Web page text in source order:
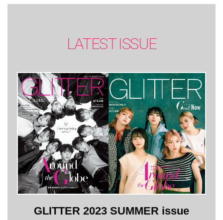
LATEST ISSUE
GLITTER 2023 SUMMER issue